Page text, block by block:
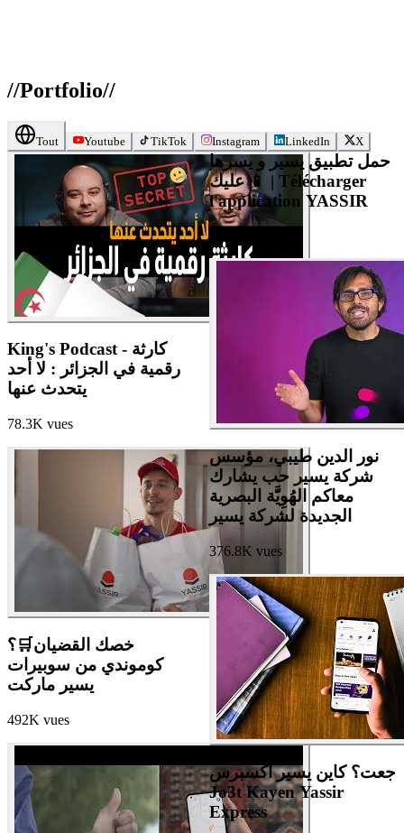
//Portfolio//
Tout Youtube TikTok Instagram LinkedIn X
King's Podcast - كارثة
رقمية في الجزائر : لا أحد
يتحدث عنها
78.3K vues
خصك القضيان🛒؟
كوموندي من سوبيرات
يسير ماركت
492K vues
حمل تطبيق يسير و يسرها
عليك 📱 | Télécharger
l'application YASSIR
نور الدين طيبي، مؤسس
شركة يسير حب يشارك
معاكم الهُوِيَّة البصرية
الجديدة لشركة يسير
376.8K vues
جعت؟ كاين يسير اكسبرس
Jo3t Kayen Yassir
Express